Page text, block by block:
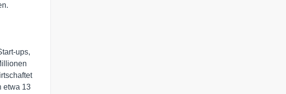
ups,
etwa 13